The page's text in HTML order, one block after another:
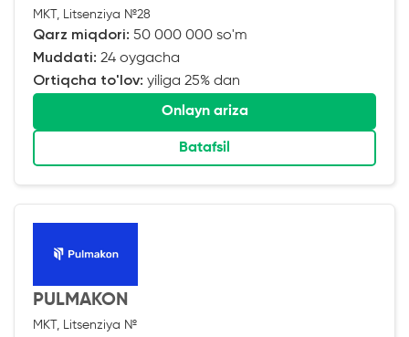
Kredit onlayn
Tadbirkorlar uchun onlayn kredit
O‘zini o‘zi band qilganlar uchun onlayn
kredit
Kalkulyator
MKT, Litsenziya №28
Qarz miqdori: 50 000 000 so'm
Muddati: 24 oygacha
Ortiqcha to'lov: yiliga 25% dan
Onlayn ariza
Batafsil
PULMAKON
MKT, Litsenziya №